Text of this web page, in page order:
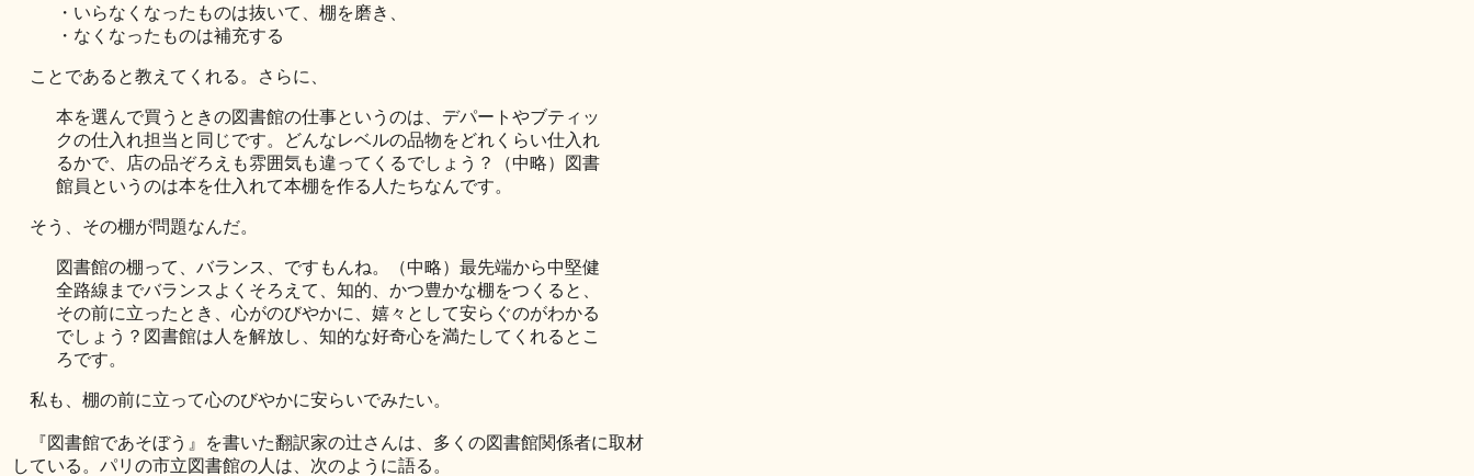
・いらなくなったものは抜いて、棚を磨き、
・なくなったものは補充する
ことであると教えてくれる。さらに、
本を選んで買うときの図書館の仕事というのは、デパートやブティッ
クの仕入れ担当と同じです。どんなレベルの品物をどれくらい仕入れ
るかで、店の品ぞろえも雰囲気も違ってくるでしょう？（中略）図書
館員というのは本を仕入れて本棚を作る人たちなんです。
そう、その棚が問題なんだ。
図書館の棚って、バランス、ですもんね。（中略）最先端から中堅健
全路線までバランスよくそろえて、知的、かつ豊かな棚をつくると、
その前に立ったとき、心がのびやかに、嬉々として安らぐのがわかる
でしょう？図書館は人を解放し、知的な好奇心を満たしてくれるとこ
ろです。
私も、棚の前に立って心のびやかに安らいでみたい。
『図書館であそぼう』を書いた翻訳家の辻さんは、多くの図書館関係者に取材
している。パリの市立図書館の人は、次のように語る。